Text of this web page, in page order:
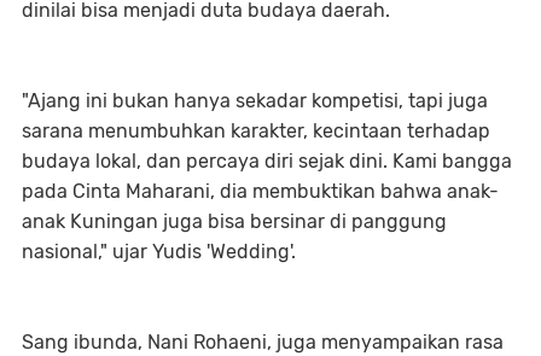
dinilai bisa menjadi duta budaya daerah.
"Ajang ini bukan hanya sekadar kompetisi, tapi juga
sarana menumbuhkan karakter, kecintaan terhadap
budaya lokal, dan percaya diri sejak dini. Kami bangga
pada Cinta Maharani, dia membuktikan bahwa anak-
anak Kuningan juga bisa bersinar di panggung
nasional," ujar Yudis 'Wedding'.
Sang ibunda, Nani Rohaeni, juga menyampaikan rasa